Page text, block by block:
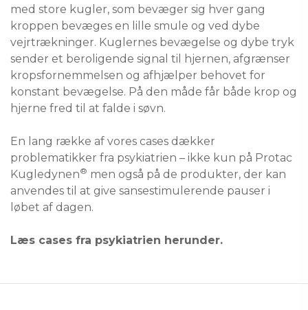
med store kugler, som bevæger sig hver gang
kroppen bevæges en lille smule og ved dybe
vejrtrækninger. Kuglernes bevægelse og dybe tryk
sender et beroligende signal til hjernen, afgrænser
kropsfornemmelsen og afhjælper behovet for
konstant bevægelse. På den måde får både krop og
hjerne fred til at falde i søvn.
En lang række af vores cases dækker
problematikker fra psykiatrien – ikke kun på Protac
Kugledynen® men også på de produkter, der kan
anvendes til at give sansestimulerende pauser i
løbet af dagen.
Læs cases fra psykiatrien herunder.